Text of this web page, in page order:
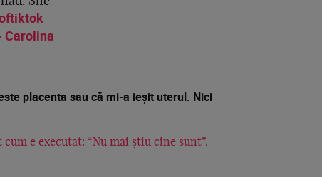
Carolina
placenta sau că mi-a ieșit uterul. Nici
e executat: “Nu mai știu cine sunt”.